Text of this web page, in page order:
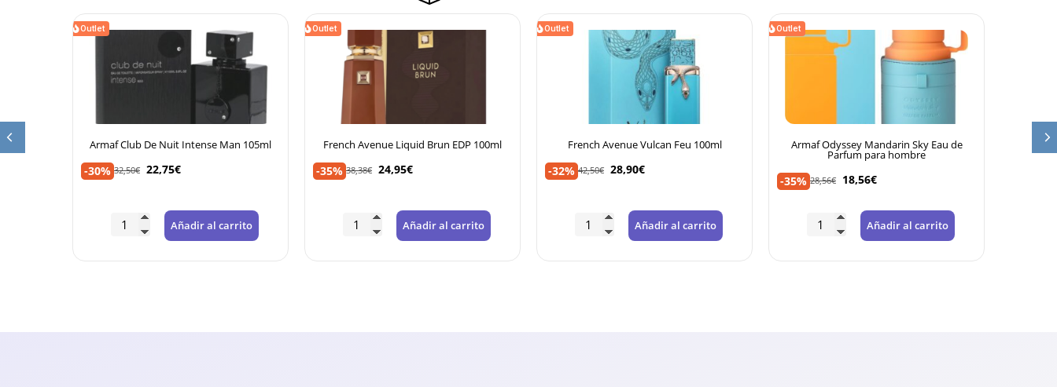
Eau
Outlet
Armaf Club De Nuit Intense Man 105ml
-30% 32,50€ 22,75€
Añadir al carrito
Outlet
French Avenue Liquid Brun EDP 100ml
-35% 38,38€ 24,95€
Añadir al carrito
Outlet
French Avenue Vulcan Feu 100ml
-32% 42,50€ 28,90€
Añadir al carrito
Outlet
Armaf Odyssey Mandarin Sky Eau de
Parfum para hombre
-35% 28,56€ 18,56€
Añadir al carrito